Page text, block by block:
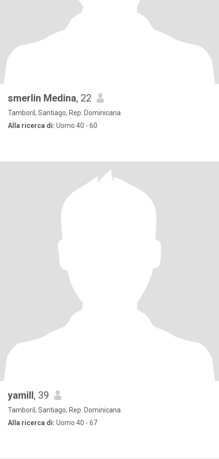
smerlin Medina, 22
Tamboril, Santiago, Rep. Dominicana
Alla ricerca di: Uomo 40 - 60
yamill, 39
Tamboril, Santiago, Rep. Dominicana
Alla ricerca di: Uomo 40 - 67